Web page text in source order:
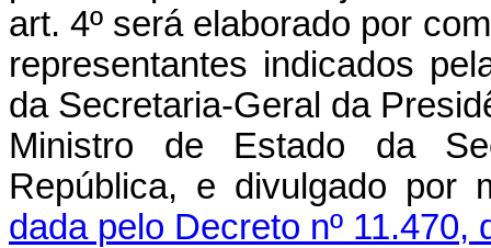
art. 4º será elaborado por
representantes indicados
da Secretaria-Geral da
Ministro de Estado da
República, e divulgado
dada pelo Decreto nº 11.470,